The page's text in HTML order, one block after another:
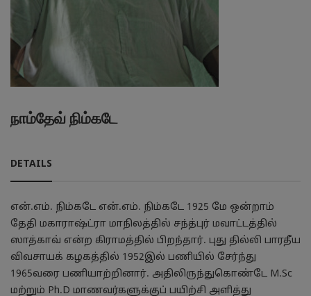
நாம்தேவ் நிம்கடே
DETAILS
என்.எம். நிம்கடே என்.எம். நிம்கடே 1925 மே ஒன்றாம்
தேதி மகாராஷ்ட்ரா மாநிலத்தில் சந்த்புர் மவாட்டத்தில்
ஸாத்காவ் என்ற கிராமத்தில் பிறந்தார். புது தில்லி பாரதீய
விவசாயக் கழகத்தில் 1952இல் பணியில் சேர்ந்து
1965வரை பணியாற்றினார். அதிலிருந்துகொண்டே M.Sc
மற்றும் Ph.D மாணவர்களுக்குப் பயிற்சி அளித்து